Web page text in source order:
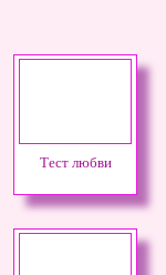
Тест любви